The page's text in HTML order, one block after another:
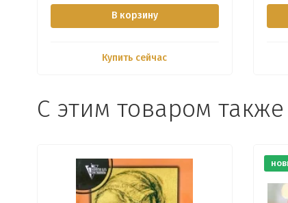
В корзину
Купить сейчас
С этим товаром